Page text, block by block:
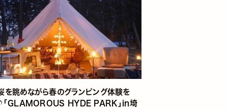
を眺めながら春のグランピング体験を
「GLAMOROUS HYDE PARK」in埼